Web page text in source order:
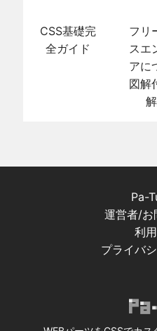
CSS基礎完
全ガイド
フリ
スエ
アに
図解
Pa-
運営者/お
利
プライバ